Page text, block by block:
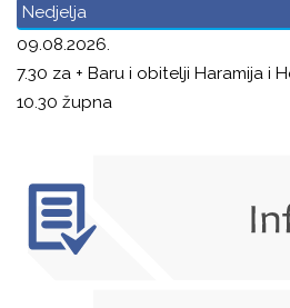
Nedjelja
09.08.2026.
7.30 za + Baru i obitelji Haramija i
10.30 župna